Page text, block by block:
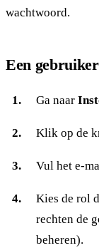
wachtwoord.
Een
Ga naar
Klik op de
Vul het e-
Kies de rol
rechten de
beheren).